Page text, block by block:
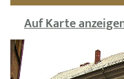
Auf Karte